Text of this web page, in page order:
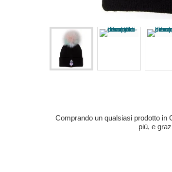
Comprando un qualsiasi prodotto in
più, e